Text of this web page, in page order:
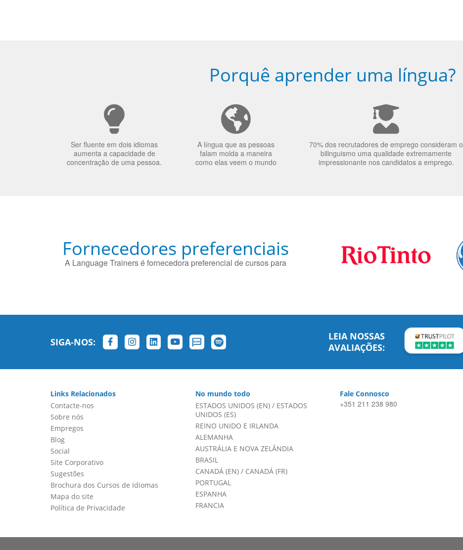
Porquê aprender uma língua?
Ser fluente em dois idiomas
aumenta a capacidade de
concentração de uma pessoa.
A língua que as pessoas
falam molda a maneira
como elas veem o mundo
70% dos recrutadores de emprego consideram o
bilinguismo uma qualidade extremamente
impressionante nos candidatos a emprego.
Fornecedores preferenciais
A Language Trainers é fornecedora preferencial de cursos para
SIGA-NOS:
LEIA NOSSAS
AVALIAÇÕES:
Links Relacionados
Contacte-nos
Sobre nós
Empregos
Blog
Social
Site Corporativo
Sugestões
Brochura dos Cursos de Idiomas
Mapa do site
Política de Privacidade
No mundo todo
ESTADOS UNIDOS (EN)/ ESTADOS
UNIDOS (ES)
REINO UNIDO E IRLANDA
ALEMANHA
AUSTRÁLIA E NOVA ZELÂNDIA
BRASIL
CANADÁ (EN)/ CANADÁ (FR)
PORTUGAL
ESPANHA
FRANCIA
Fale Connosco
+351 211 238 980